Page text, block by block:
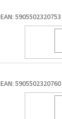
EAN: 5905502320753
EAN: 5905502320760